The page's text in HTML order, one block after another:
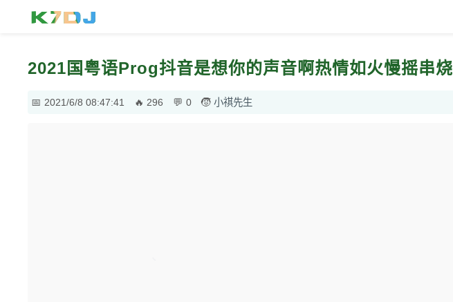
2021国粤语Prog抖音是想你的声音啊热情如火慢摇串烧
2021/6/8 08:47:41 296 0 小祺先生